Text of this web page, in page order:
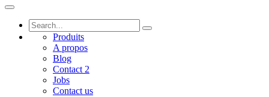
Produits
A propos
Blog
Contact 2
Jobs
Contact us